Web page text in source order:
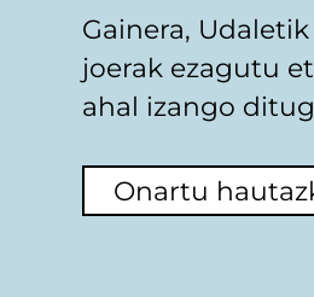
Legezko oharra
Gainera,
joerak ezagutu
ahal izango
Onartu